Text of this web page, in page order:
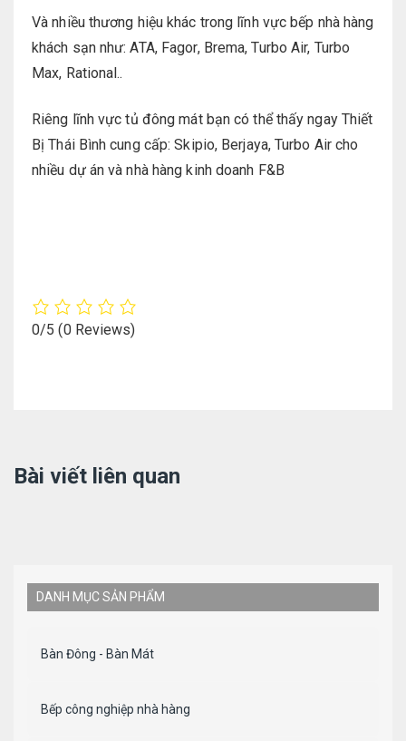
Và nhiều thương hiệu khác trong lĩnh vực bếp nhà hàng
khách sạn như: ATA, Fagor, Brema, Turbo Air, Turbo
Max, Rational..
Riêng lĩnh vực tủ đông mát bạn có thể thấy ngay Thiết
Bị Thái Bình cung cấp: Skipio, Berjaya, Turbo Air cho
nhiều dự án và nhà hàng kinh doanh F&B
0/5(0 Reviews)
Bài viết liên quan
DANH MỤC SẢN PHẨM
Bàn Đông - Bàn Mát
Bếp công nghiệp nhà hàng